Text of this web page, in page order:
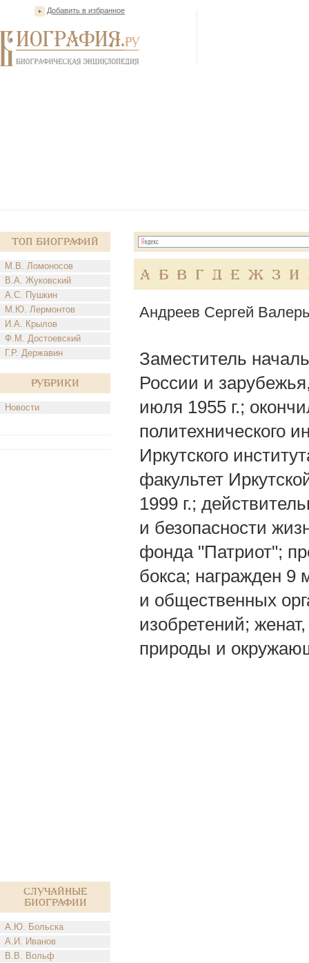
Добавить в избранное
Топ Биографий
М.В. Ломоносов
В.А. Жуковский
А.С. Пушкин
М.Ю. Лермонтов
И.А. Крылов
Ф.М. Достоевский
Г.Р. Державин
Рубрики
Новости
Случайные
биографии
А.Ю. Больска
А.И. Иванов
В.В. Вольф
А Б В Г Д Е Ж З И
Андреев Сергей
Заместитель
России и
июля 1955 г.;
политехнического
Иркутского
факультет
1999 г.;
и безопасности
фонда "Патриот";
бокса; награжден
и общественных
изобретений;
природы и